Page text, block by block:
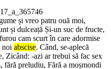
și vreo patru ouă moi,
și dulceață Și-un suc de fructe,
cam scurt în care adormise
noi abscise. Când, se-aplecă
Zicând: -azi ar trebui să fac sex
fără preludiu, Fără a moșmondi